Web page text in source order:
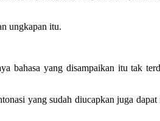
ungkapan itu.
bahasa yang disampaikan itu tak
yang sudah diucapkan juga